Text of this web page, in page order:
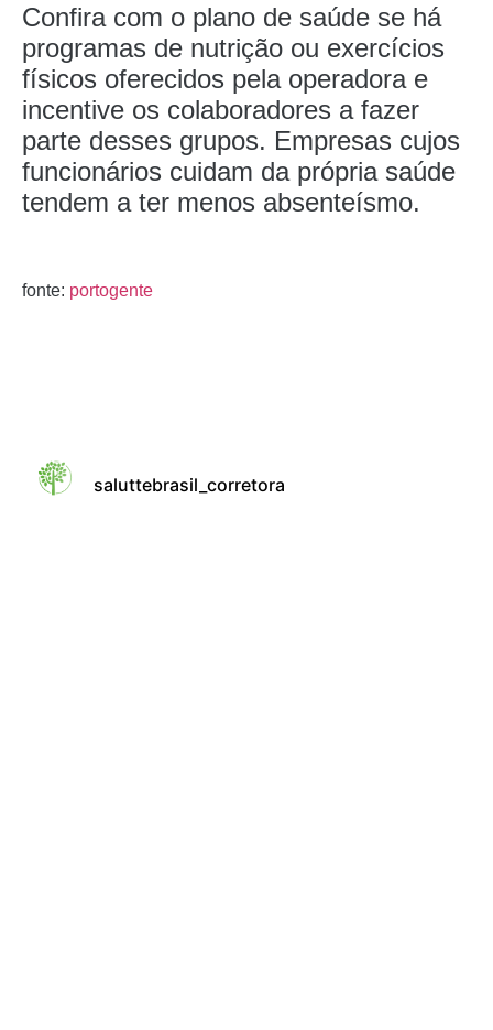
Confira com o plano de saúde se há
programas de nutrição ou exercícios
físicos oferecidos pela operadora e
incentive os colaboradores a fazer
parte desses grupos. Empresas cujos
funcionários cuidam da própria saúde
tendem a ter menos absenteísmo.
fonte: portogente
saluttebrasil_corretora